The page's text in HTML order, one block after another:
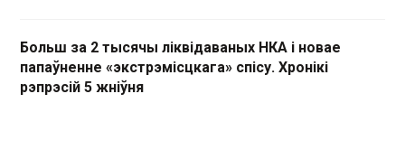
Больш за 2 тысячы ліквідаваных НКА і новае
папаўненне «экстрэмісцкага» спісу. Хронікі
рэпрэсій 5 жніўня